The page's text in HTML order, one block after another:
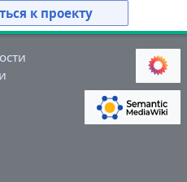
к проекту